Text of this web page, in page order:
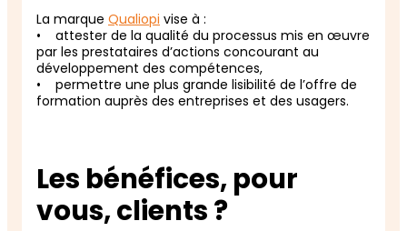
La marque Qualiopi vise à :
• attester de la qualité du processus mis en œuvre
par les prestataires d’actions concourant au
développement des compétences,
• permettre une plus grande lisibilité de l’offre de
formation auprès des entreprises et des usagers.
Les bénéfices, pour
vous, clients ?